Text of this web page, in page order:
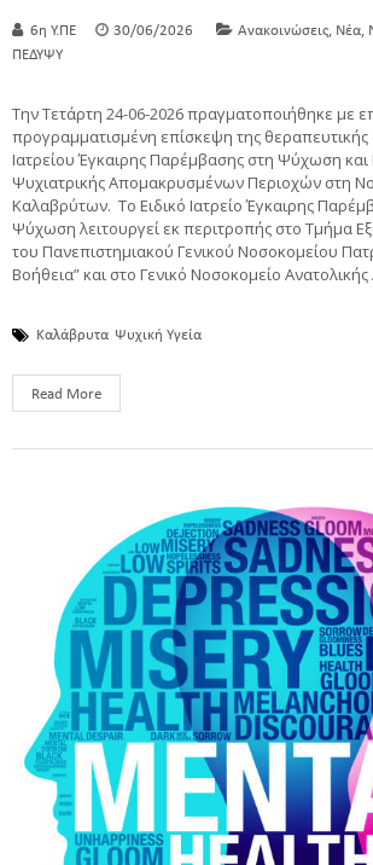
6η Υ.ΠΕ 30/06/2026 Ανακοινώσεις Νέα
ΠΕΔΥΨΥ
Την Τετάρτη 24-06-2026 πραγματοποιήθηκε με
προγραμματισμένη επίσκεψη της θεραπευτικής
Ιατρείου Έγκαιρης Παρέμβασης στη Ψύχωση και
Ψυχιατρικής Απομακρυσμένων Περιοχών στη
Καλαβρύτων. Το Ειδικό Ιατρείο Έγκαιρης
Ψύχωση λειτουργεί εκ περιτροπής στο Τμήμα
του Πανεπιστημιακού Γενικού Νοσοκομείου
Βοήθεια” και στο Γενικό Νοσοκομείο
Καλάβρυτα Ψυχική Υγεία
Read More